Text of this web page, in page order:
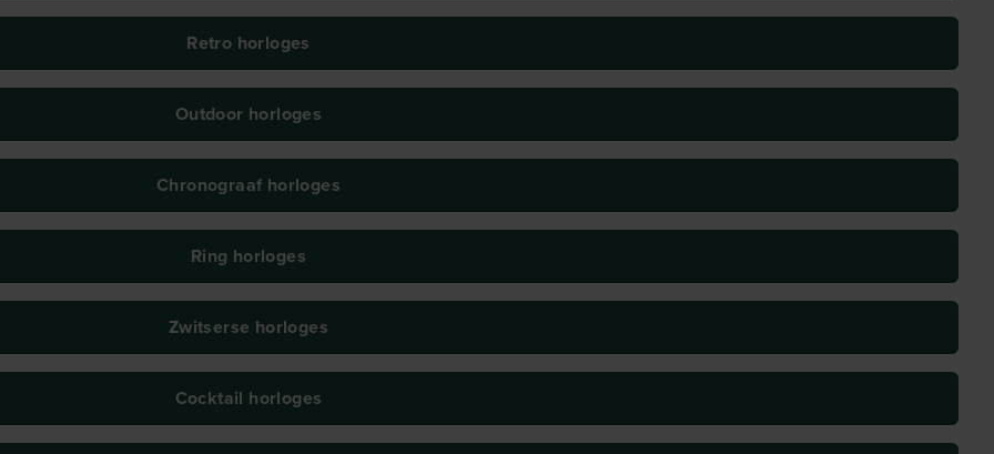
Retro horloges
Outdoor horloges
Chronograaf horloges
Ring horloges
Zwitserse horloges
Cocktail horloges